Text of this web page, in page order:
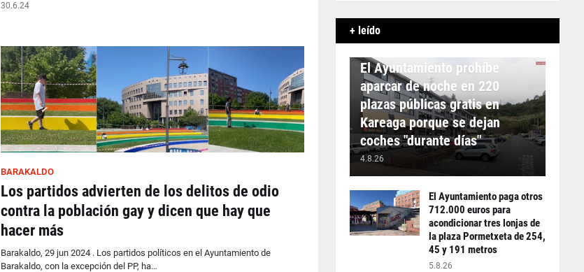
30.6.24
BARAKALDO
Los partidos advierten de los delitos de odio
contra la población gay y dicen que hay que
hacer más
Barakaldo, 29 jun 2024 . Los partidos políticos en el Ayuntamiento de
Barakaldo, con la excepción del PP, ha…
+ leído
APARCAMIENTO
El Ayuntamiento prohíbe
aparcar de noche en 220
plazas públicas gratis en
Kareaga porque se dejan
coches "durante días"
4.8.26
El Ayuntamiento paga otros
712.000 euros para
acondicionar tres lonjas de
la plaza Pormetxeta de 254,
45 y 191 metros
5.8.26